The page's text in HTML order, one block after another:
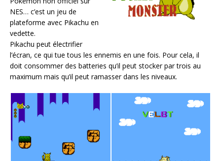
NES… c’est un jeu de
plateforme avec Pikachu en
vedette.
Pikachu peut électrifier
l’écran, ce qui tue tous les ennemis en une fois. Pour cela, il
doit consommer des batteries qu’il peut stocker par trois au
maximum mais qu’il peut ramasser dans les niveaux.